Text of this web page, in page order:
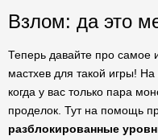
Взлом: да это
Теперь давайте про самое
мастхев для такой игры!
когда у вас только пара
проделок. Тут на помощь
разблокированные